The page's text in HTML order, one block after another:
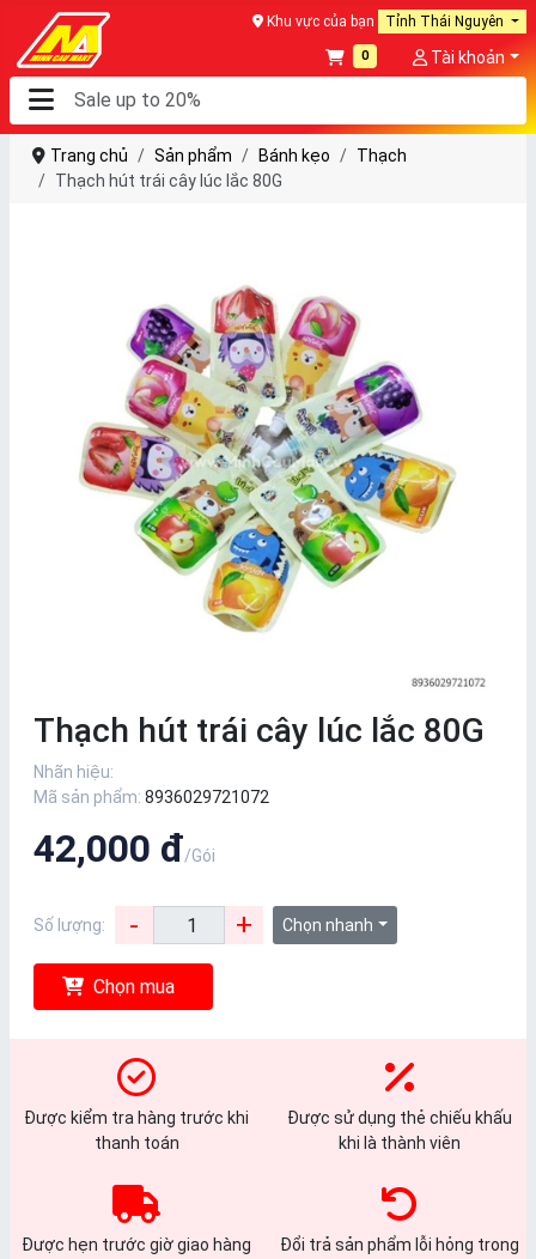
Khu vực của bạn Tỉnh Thái Nguyên
0 Tài khoản
Trang chủ Sản phẩm Bánh kẹo
Thạch
Thạch hút trái cây lúc lắc 80G
Thạch hút trái cây lúc lắc 80G
Nhãn hiệu:
Mã sản phẩm: 8936029721072
42,000 đ/Gói
Số lượng: - + Chọn nhanh
Chọn mua
Được kiểm tra hàng trước khi
thanh toán
Được sử dụng thẻ chiếu khấu
khi là thành viên
Được hẹn trước giờ giao hàng
Đổi trả sản phẩm lỗi hỏng trong